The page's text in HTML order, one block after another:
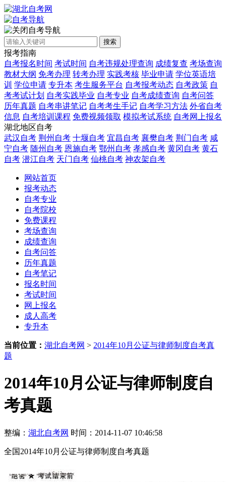
自考导航
搜索
报考指南
自考报名时间 考试时间 自考违规处理查询 成绩复查 考场查询
教材大纲 免考办理 转考办理 实践考核 毕业申请 学位英语培
训 学位申请 专升本 考生服务平台 自考报考动态 自考政策 自
考考试计划 自考实践毕业 自考专业 自考成绩查询 自考问答
历年真题 自考串讲笔记 自考考生手记 自考学习方法 外省自考
信息 自考培训课程 免费视频领取 模拟考试系统 自考网上报名
湖北地区自考
武汉自考 荆州自考 十堰自考 宜昌自考 襄樊自考 荆门自考 咸
宁自考 随州自考 恩施自考 鄂州自考 孝感自考 黄冈自考 黄石
自考 潜江自考 天门自考 仙桃自考 神农架自考
网站首页
报考动态
自考专业
自考院校
免费课程
考场查询
成绩查询
自考问答
历年真题
自考笔记
报名时间
考试时间
网上报名
成人高考
专升本
当前位置： 湖北自考网 > 2014年10月公证与律师制度自考真
题
2014年10月公证与律师制度自
考真题
整编： 湖北自考网 时间：2014-11-07 10:46:58
全国2014年10月公证与律师制度自考真题